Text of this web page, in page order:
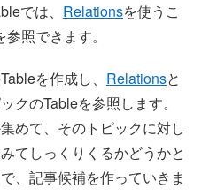
では、 Relationsを使うこ
照できます。
を作成し、 Relationsと
クのTableを参照します。
めて、そのトピックに対し
てしっくりくるかどうかと
、記事候補を作っていきま